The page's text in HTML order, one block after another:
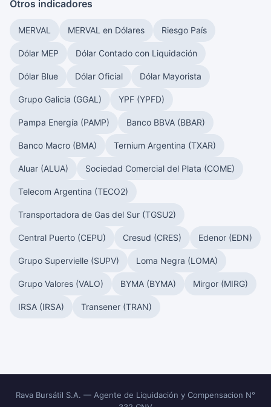
Otros indicadores
MERVAL MERVAL en Dólares Riesgo País
Dólar MEP Dólar Contado con Liquidación
Dólar Blue Dólar Oficial Dólar Mayorista
Grupo Galicia (GGAL) YPF (YPFD)
Pampa Energía (PAMP) Banco BBVA (BBAR)
Banco Macro (BMA) Ternium Argentina (TXAR)
Aluar (ALUA) Sociedad Comercial del Plata (COME)
Telecom Argentina (TECO2)
Transportadora de Gas del Sur (TGSU2)
Central Puerto (CEPU) Cresud (CRES) Edenor (EDN)
Grupo Supervielle (SUPV) Loma Negra (LOMA)
Grupo Valores (VALO) BYMA (BYMA) Mirgor (MIRG)
IRSA (IRSA) Transener (TRAN)
Rava Bursátil S.A. — Agente de Liquidación y Compensacion N°